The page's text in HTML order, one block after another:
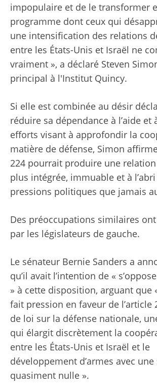
impopulaire et de le transformer
programme dont ceux qui
une intensification des relations
entre les États-Unis et Israël ne
vraiment », a déclaré Steven
principal à l'Institut Quincy.
Si elle est combinée au désir
réduire sa dépendance à l’aide et
efforts visant à approfondir la
matière de défense, Simon
224 pourrait produire une
plus intégrée, immuable et à
pressions politiques que jamais
Des préoccupations similaires
par les législateurs de gauche.
Le sénateur Bernie Sanders a
qu’il avait l’intention de «
» à cette disposition, arguant que
fait pression en faveur de l’article
de loi sur la défense nationale,
qui élargit discrètement la
entre les États-Unis et Israël et le
développement d’armes avec
quasiment nulle ».